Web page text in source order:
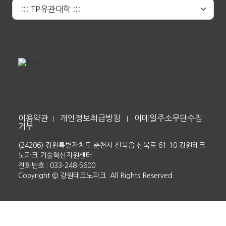
이용약관 개인정보취급방침
이메일주소무단수집
거부
(24206) 강원특별자치도 춘천시 신북읍 신북로 61-10 강원테크
노파크 기술혁신지원센터
전화번호 : 033-248-5600
Copyright © 강원테크노파크. All Rights Reserved.